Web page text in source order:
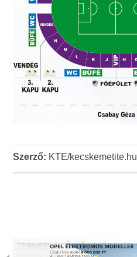
Szerző: KTE/kecskemetite.hu